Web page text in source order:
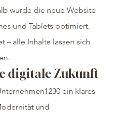
wurde die neue Website
und Tablets optimiert.
– alle Inhalte lassen sich
digitale Zukunft
ein klares
und